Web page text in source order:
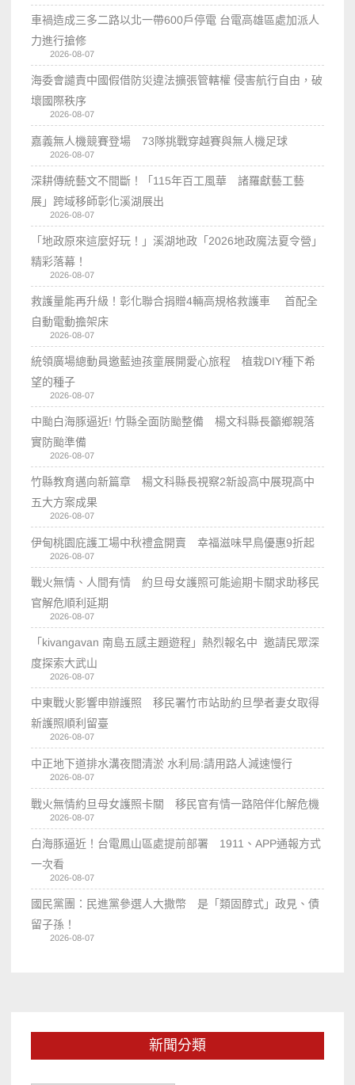
車禍造成三多二路以北一帶600戶停電 台電高雄區處加派人
力進行搶修
2026-08-07
海委會譴責中國假借防災違法擴張管轄權 侵害航行自由，破
壞國際秩序
2026-08-07
嘉義無人機競賽登場 73隊挑戰穿越賽與無人機足球
2026-08-07
深耕傳統藝文不間斷！「115年百工風華 諸羅獻藝工藝
展」跨域移師彰化溪湖展出
2026-08-07
「地政原來這麼好玩！」溪湖地政「2026地政魔法夏令營」
精彩落幕！
2026-08-07
救護量能再升級！彰化聯合捐贈4輛高規格救護車 首配全
自動電動擔架床
2026-08-07
統領廣場總動員邀藍迪孩童展開愛心旅程 植栽DIY種下希
望的種子
2026-08-07
中颱白海豚逼近! 竹縣全面防颱整備 楊文科縣長籲鄉親落
實防颱準備
2026-08-07
竹縣教育邁向新篇章 楊文科縣長視察2新設高中展現高中
五大方案成果
2026-08-07
伊甸桃園庇護工場中秋禮盒開賣 幸福滋味早鳥優惠9折起
2026-08-07
戰火無情、人間有情 約旦母女護照可能逾期卡關求助移民
官解危順利延期
2026-08-07
「kivangavan 南島五感主題遊程」熱烈報名中 邀請民眾深
度探索大武山
2026-08-07
中東戰火影響申辦護照 移民署竹市站助約旦學者妻女取得
新護照順利留臺
2026-08-07
中正地下道排水溝夜間清淤 水利局:請用路人減速慢行
2026-08-07
戰火無情約旦母女護照卡關 移民官有情一路陪伴化解危機
2026-08-07
白海豚逼近！台電鳳山區處提前部署 1911、APP通報方式
一次看
2026-08-07
國民黨團：民進黨參選人大撒幣 是「類固醇式」政見、債
留子孫！
2026-08-07
新聞分類